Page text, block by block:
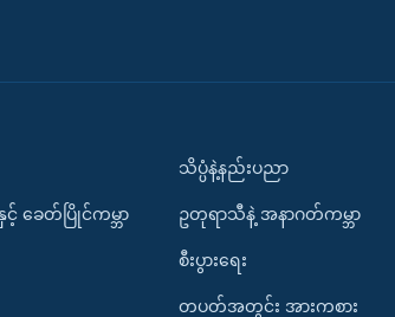
ခေတ်ပြိုင်ကမ္ဘာ
သိပ္ပံနဲ့နည်းပညာ
ဥတုရာသီနဲ့ အနာဂတ်ကမ္ဘာ
စီးပွားရေး
တပတ်အတွင်း အားကစား